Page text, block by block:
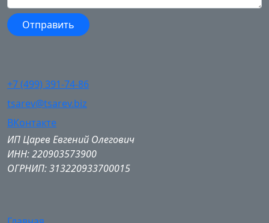
+7 (499) 391-74-86
tsarev@tsarev.biz
ВКонтакте
ИП Царев Евгений Олегович
ИНН: 220903573900
ОГРНИП: 313220933700015